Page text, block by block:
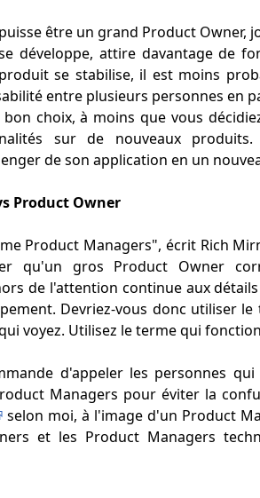
être un grand Product Owner,
développe, attire davantage de
se stabilise, il est moins
entre plusieurs personnes en
choix, à moins que vous
sur de nouveaux
de son application en un
Product Owner
Product Managers", écrit Rich
qu'un gros Product Owner
de l'attention continue aux
Devriez-vous donc utiliser
voyez. Utilisez le terme qui
d'appeler les personnes
Managers pour éviter la
selon moi, à l'image d'un Product
et les Product Managers